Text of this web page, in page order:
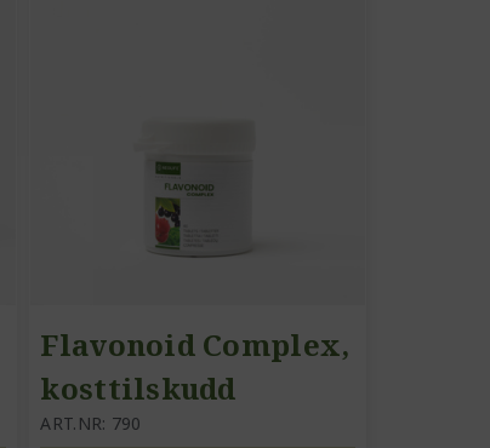
Flavonoid Complex,
kosttilskudd
ART.NR: 790